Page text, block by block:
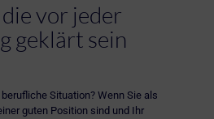
vor jeder
geklärt sein
Situation? Wenn Sie als
guten Position sind und Ihr